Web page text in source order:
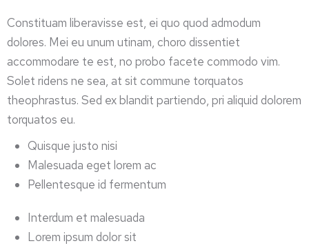
Constituam liberavisse est, ei quo quod admodum
dolores. Mei eu unum utinam, choro dissentiet
accommodare te est, no probo facete commodo vim.
Solet ridens ne sea, at sit commune torquatos
theophrastus. Sed ex blandit partiendo, pri aliquid dolorem
torquatos eu.
Quisque justo nisi
Malesuada eget lorem ac
Pellentesque id fermentum
Interdum et malesuada
Lorem ipsum dolor sit